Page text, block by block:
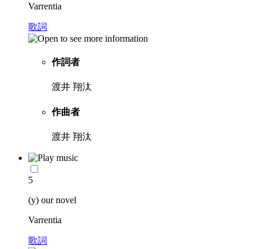
Varrentia
歌詞
作詞者
渡井 翔汰
作曲者
渡井 翔汰
5
(y) our novel
Varrentia
歌詞